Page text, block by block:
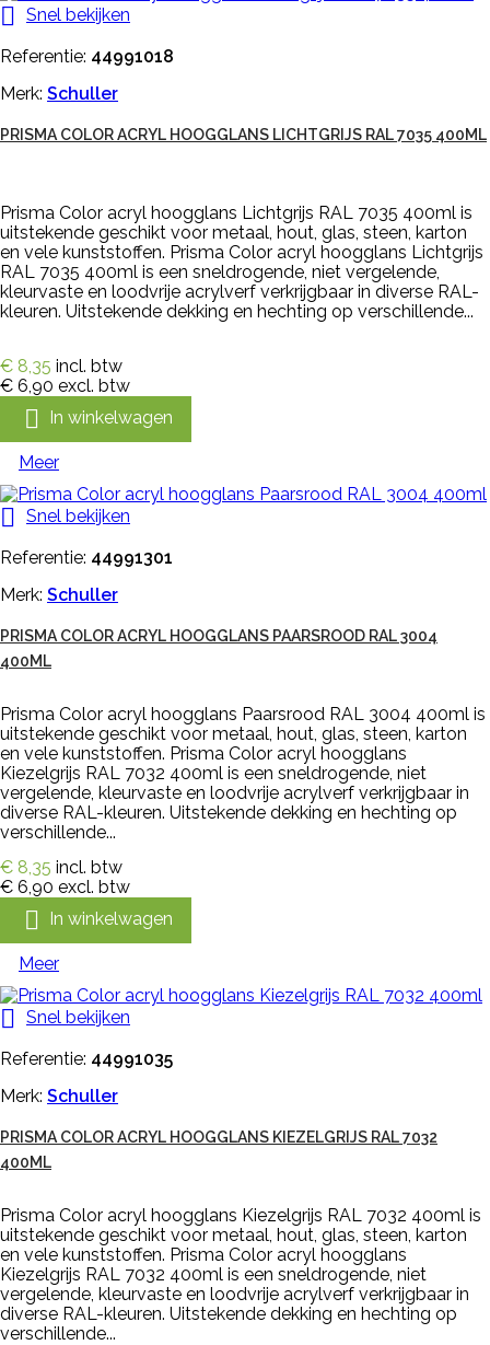
 Snel bekijken
Referentie: 44991018
Merk: Schuller
PRISMA COLOR ACRYL HOOGGLANS LICHTGRIJS RAL 7035 400ML
Prisma Color acryl hoogglans Lichtgrijs RAL 7035 400ml is
uitstekende geschikt voor metaal, hout, glas, steen, karton
en vele kunststoffen. Prisma Color acryl hoogglans Lichtgrijs
RAL 7035 400ml is een sneldrogende, niet vergelende,
kleurvaste en loodvrije acrylverf verkrijgbaar in diverse RAL-
kleuren. Uitstekende dekking en hechting op verschillende...
€ 8,35 incl. btw
€ 6,90 excl. btw
 In winkelwagen
Meer
 Snel bekijken
Referentie: 44991301
Merk: Schuller
PRISMA COLOR ACRYL HOOGGLANS PAARSROOD RAL 3004
400ML
Prisma Color acryl hoogglans Paarsrood RAL 3004 400ml is
uitstekende geschikt voor metaal, hout, glas, steen, karton
en vele kunststoffen. Prisma Color acryl hoogglans
Kiezelgrijs RAL 7032 400ml is een sneldrogende, niet
vergelende, kleurvaste en loodvrije acrylverf verkrijgbaar in
diverse RAL-kleuren. Uitstekende dekking en hechting op
verschillende...
€ 8,35 incl. btw
€ 6,90 excl. btw
 In winkelwagen
Meer
 Snel bekijken
Referentie: 44991035
Merk: Schuller
PRISMA COLOR ACRYL HOOGGLANS KIEZELGRIJS RAL 7032
400ML
Prisma Color acryl hoogglans Kiezelgrijs RAL 7032 400ml is
uitstekende geschikt voor metaal, hout, glas, steen, karton
en vele kunststoffen. Prisma Color acryl hoogglans
Kiezelgrijs RAL 7032 400ml is een sneldrogende, niet
vergelende, kleurvaste en loodvrije acrylverf verkrijgbaar in
diverse RAL-kleuren. Uitstekende dekking en hechting op
verschillende...